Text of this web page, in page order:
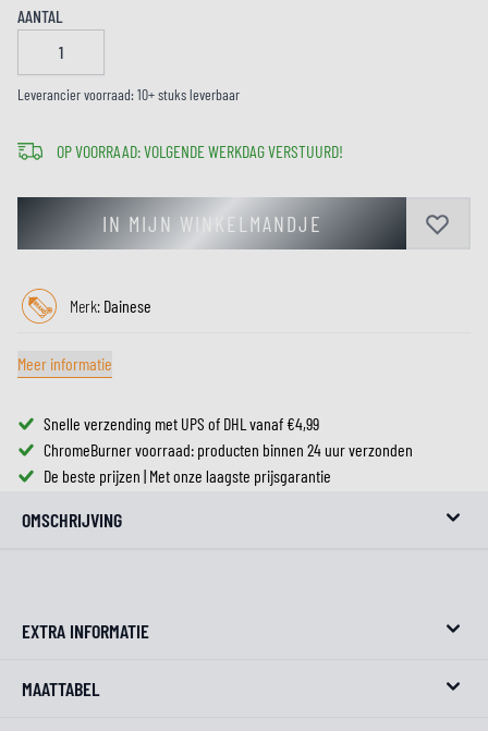
AANTAL
Leverancier voorraad: 10+ stuks leverbaar
OP VOORRAAD: VOLGENDE WERKDAG VERSTUURD!
IN MIJN WINKELMANDJE
Merk: Dainese
Meer informatie
Snelle verzending met UPS of DHL vanaf €4,99
ChromeBurner voorraad: producten binnen 24 uur verzonden
De beste prijzen | Met onze laagste prijsgarantie
OMSCHRIJVING
EXTRA INFORMATIE
MAATTABEL